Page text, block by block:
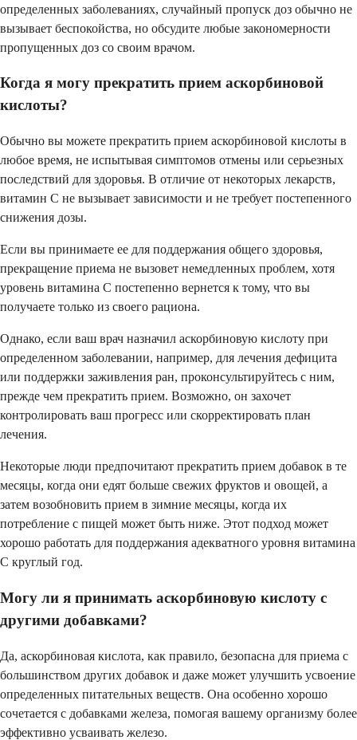
определенных заболеваниях, случайный пропуск доз обычно не
вызывает беспокойства, но обсудите любые закономерности
пропущенных доз со своим врачом.
Когда я могу прекратить прием аскорбиновой
кислоты?
Обычно вы можете прекратить прием аскорбиновой кислоты в
любое время, не испытывая симптомов отмены или серьезных
последствий для здоровья. В отличие от некоторых лекарств,
витамин C не вызывает зависимости и не требует постепенного
снижения дозы.
Если вы принимаете ее для поддержания общего здоровья,
прекращение приема не вызовет немедленных проблем, хотя
уровень витамина C постепенно вернется к тому, что вы
получаете только из своего рациона.
Однако, если ваш врач назначил аскорбиновую кислоту при
определенном заболевании, например, для лечения дефицита
или поддержки заживления ран, проконсультируйтесь с ним,
прежде чем прекратить прием. Возможно, он захочет
контролировать ваш прогресс или скорректировать план
лечения.
Некоторые люди предпочитают прекратить прием добавок в те
месяцы, когда они едят больше свежих фруктов и овощей, а
затем возобновить прием в зимние месяцы, когда их
потребление с пищей может быть ниже. Этот подход может
хорошо работать для поддержания адекватного уровня витамина
C круглый год.
Могу ли я принимать аскорбиновую кислоту с
другими добавками?
Да, аскорбиновая кислота, как правило, безопасна для приема с
большинством других добавок и даже может улучшить усвоение
определенных питательных веществ. Она особенно хорошо
сочетается с добавками железа, помогая вашему организму более
эффективно усваивать железо.